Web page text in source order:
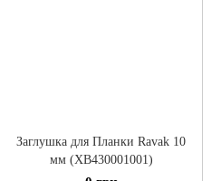
Заглушка для Планки Ravak 10
мм (XB430001001)